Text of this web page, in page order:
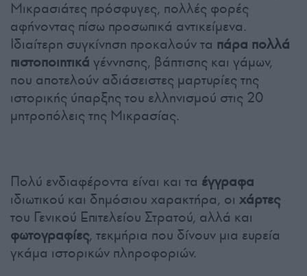
Μικρασιάτες πρόσφυγες, πολλές φορές
αφήνοντας πίσω προσωπικά αντικείμενα.
Ιδιαίτερη συγκίνηση προκαλούν τα πάρα πολλά
πιστοποιητικά γέννησης, βάπτισης και γάμων,
που αποτελούν αδιάσειστες μαρτυρίες της
ιστορικής ύπαρξης του ελληνισμού στις 20
μητροπόλεις της Μικρασίας.
Πολύ ενδιαφέροντα είναι και τα έγγραφα
ιδιωτικού και δημόσιου χαρακτήρα, οι χάρτες
του Γενικού Επιτελείου Στρατού, αλλά και
φωτογραφίες, τεκμήρια που δίνουν μια ευρεία
γκάμα ιστορικών πληροφοριών.